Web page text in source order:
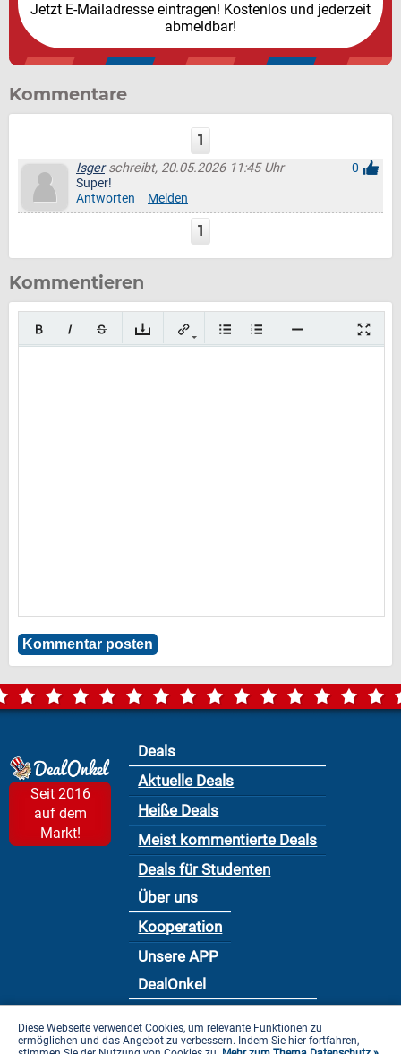
Jetzt E-Mailadresse eintragen! Kostenlos und jederzeit
abmeldbar!
Kommentare
1
Isgerschreibt, 20.05.2026 11:45 Uhr
0
Super!
Antworten
Melden
1
Kommentieren
Seit 2016
auf dem
Markt!
Deals
Aktuelle Deals
Heiße Deals
Meist kommentierte Deals
Deals für Studenten
Über uns
Kooperation
Unsere APP
DealOnkel
Datenschutzbestimmung
Diese Webseite verwendet Cookies, um relevante Funktionen zu
ermöglichen und das Angebot zu verbessern. Indem Sie hier fortfahren,